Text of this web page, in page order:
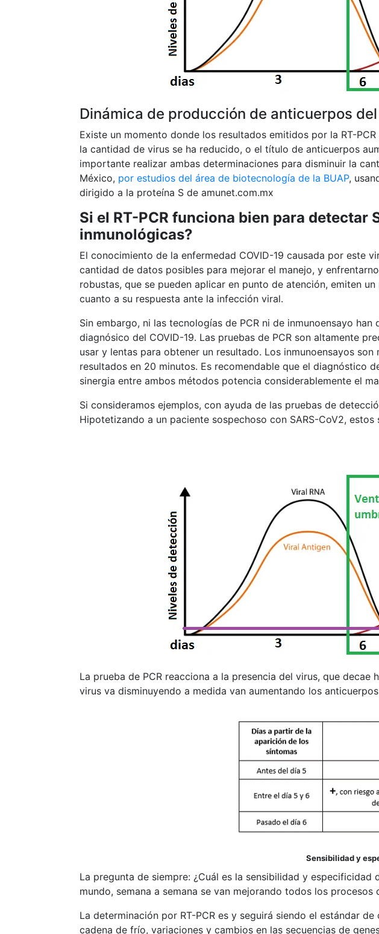
Dinámica de producción de anticuerpos
Existe un momento donde los resultados emitidos por la RT-
la cantidad de virus se ha reducido, o el título de anticuerpos
importante realizar ambas determinaciones para disminuir la
México, por estudios del área de biotecnología de la BUAP,
dirigido a la proteína S de amunet.com.mx
Si el RT-PCR funciona bien para detectar
inmunológicas?
El conocimiento de la enfermedad COVID-19 causada por este
cantidad de datos posibles para mejorar el manejo, y
robustas, que se pueden aplicar en punto de atención, emiten
cuanto a su respuesta ante la infección viral.
Sin embargo, ni las tecnologías de PCR ni de inmunoensayo
diagnósico del COVID-19. Las pruebas de PCR son altamente
usar y lentas para obtener un resultado. Los inmunoensayos
resultados en 20 minutos. Es recomendable que el diagnóstico
sinergia entre ambos métodos potencia considerablemente el
Si consideramos ejemplos, con ayuda de las pruebas de
Hipotetizando a un paciente sospechoso con SARS-CoV2,
La prueba de PCR reacciona a la presencia del virus, que
virus va disminuyendo a medida van aumentando los
Sensibilidad y
La pregunta de siempre: ¿Cuál es la sensibilidad y
mundo, semana a semana se van mejorando todos los procesos
La determinación por RT-PCR es y seguirá siendo el estándar
cadena de frío, variaciones y cambios en las secuencias de